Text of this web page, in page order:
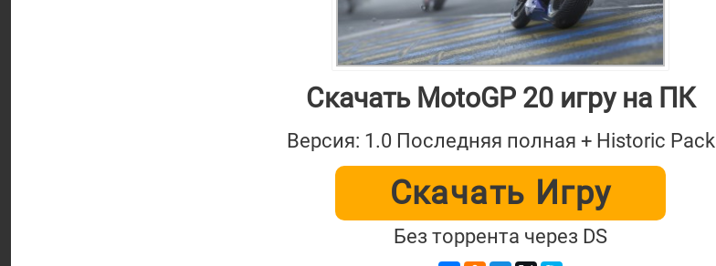
Скачать MotoGP 20 игру на ПК
Версия: 1.0 Последняя полная + Historic Pack
Скачать Игру
Без торрента через DS